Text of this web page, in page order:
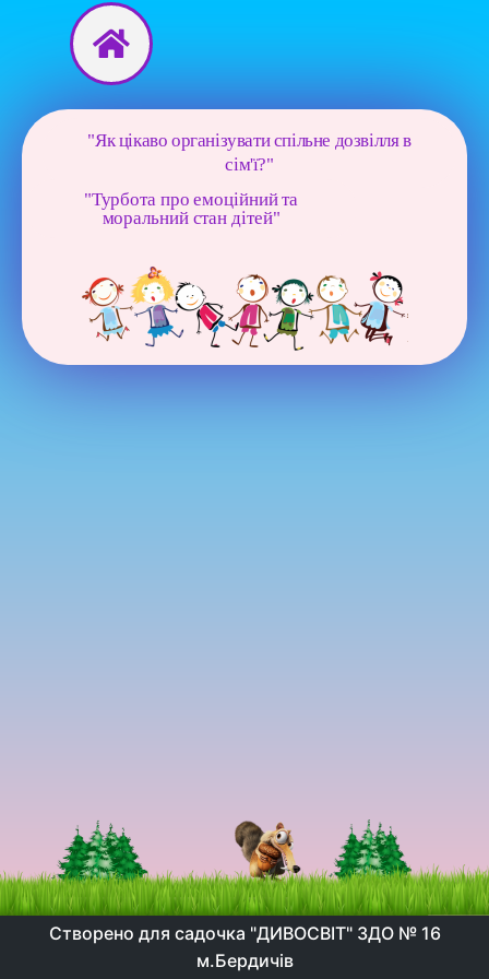
Перейти
"Як цікаво організувати спільне дозвілля в
сім'ї?"
"Турбота про емоційний та
моральний стан дітей"
Створено для садочка "ДИВОСВІТ" ЗДО № 16
м.Бердичів